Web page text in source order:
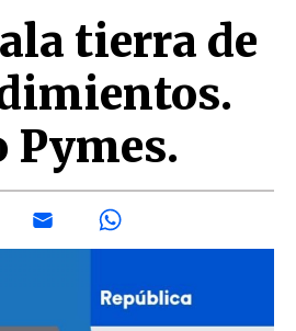
tierra de